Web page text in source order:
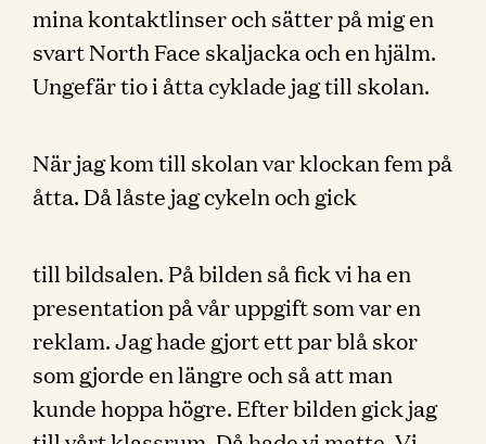
mina kontaktlinser och sätter på mig en
svart North Face skaljacka och en hjälm.
Ungefär tio i åtta cyklade jag till skolan.
När jag kom till skolan var klockan fem på
åtta. Då låste jag cykeln och gick
till bildsalen. På bilden så fick vi ha en
presentation på vår uppgift som var en
reklam. Jag hade gjort ett par blå skor
som gjorde en längre och så att man
kunde hoppa högre. Efter bilden gick jag